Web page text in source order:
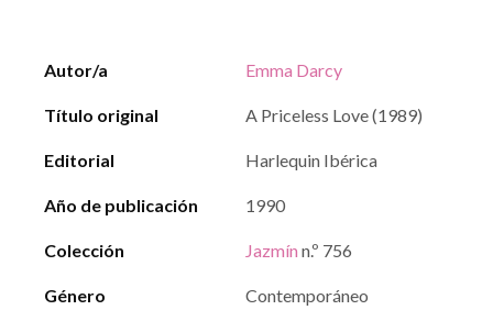
Autor/a Emma Darcy
Título original A Priceless Love (1989)
Editorial Harlequin Ibérica
Año de publicación 1990
Colección Jazmín n.º 756
Género Contemporáneo